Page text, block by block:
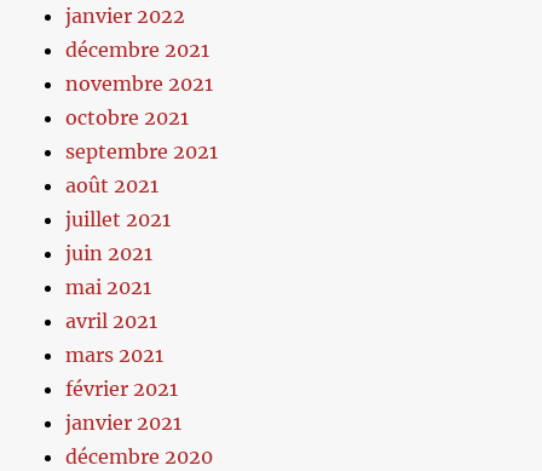
janvier 2022
décembre 2021
novembre 2021
octobre 2021
septembre 2021
août 2021
juillet 2021
juin 2021
mai 2021
avril 2021
mars 2021
février 2021
janvier 2021
décembre 2020